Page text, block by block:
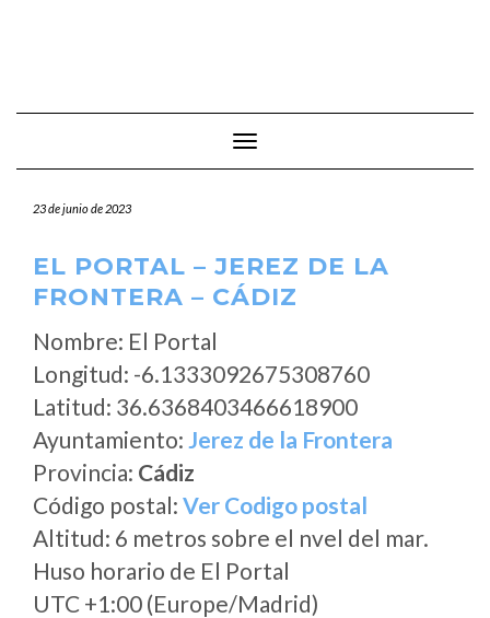
Cambiar modo de navegación
23 de junio de 2023
EL PORTAL – JEREZ DE LA
FRONTERA – CÁDIZ
Nombre: El Portal
Longitud: -6.1333092675308760
Latitud: 36.6368403466618900
Ayuntamiento: Jerez de la Frontera
Provincia: Cádiz
Código postal: Ver Codigo postal
Altitud: 6 metros sobre el nvel del mar.
Huso horario de El Portal
UTC +1:00 (Europe/Madrid)